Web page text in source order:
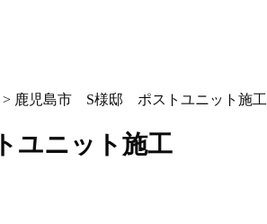
> 鹿児島市 S様邸 ポストユニット施工
ニット施工